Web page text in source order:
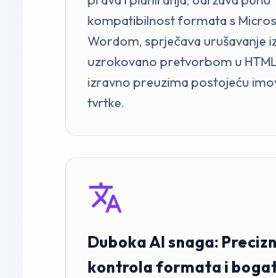
kompatibilnost formata s
Wordom, sprječava urušavanje
uzrokovano pretvorbom u
izravno preuzima postojeću
tvrtke.
Duboka AI snaga:
kontrola formata i